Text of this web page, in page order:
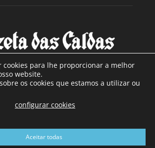
SOBRE NÓS
Caldas da Rainha e mais de 90 anos de
Leiria, com mais de 40.000 leitores por
Jornal com distribuição em Portugal
cookies para lhe proporcionar a melhor
website.
os cookies que estamos a utilizar ou
configurar cookies
Aceitar todas